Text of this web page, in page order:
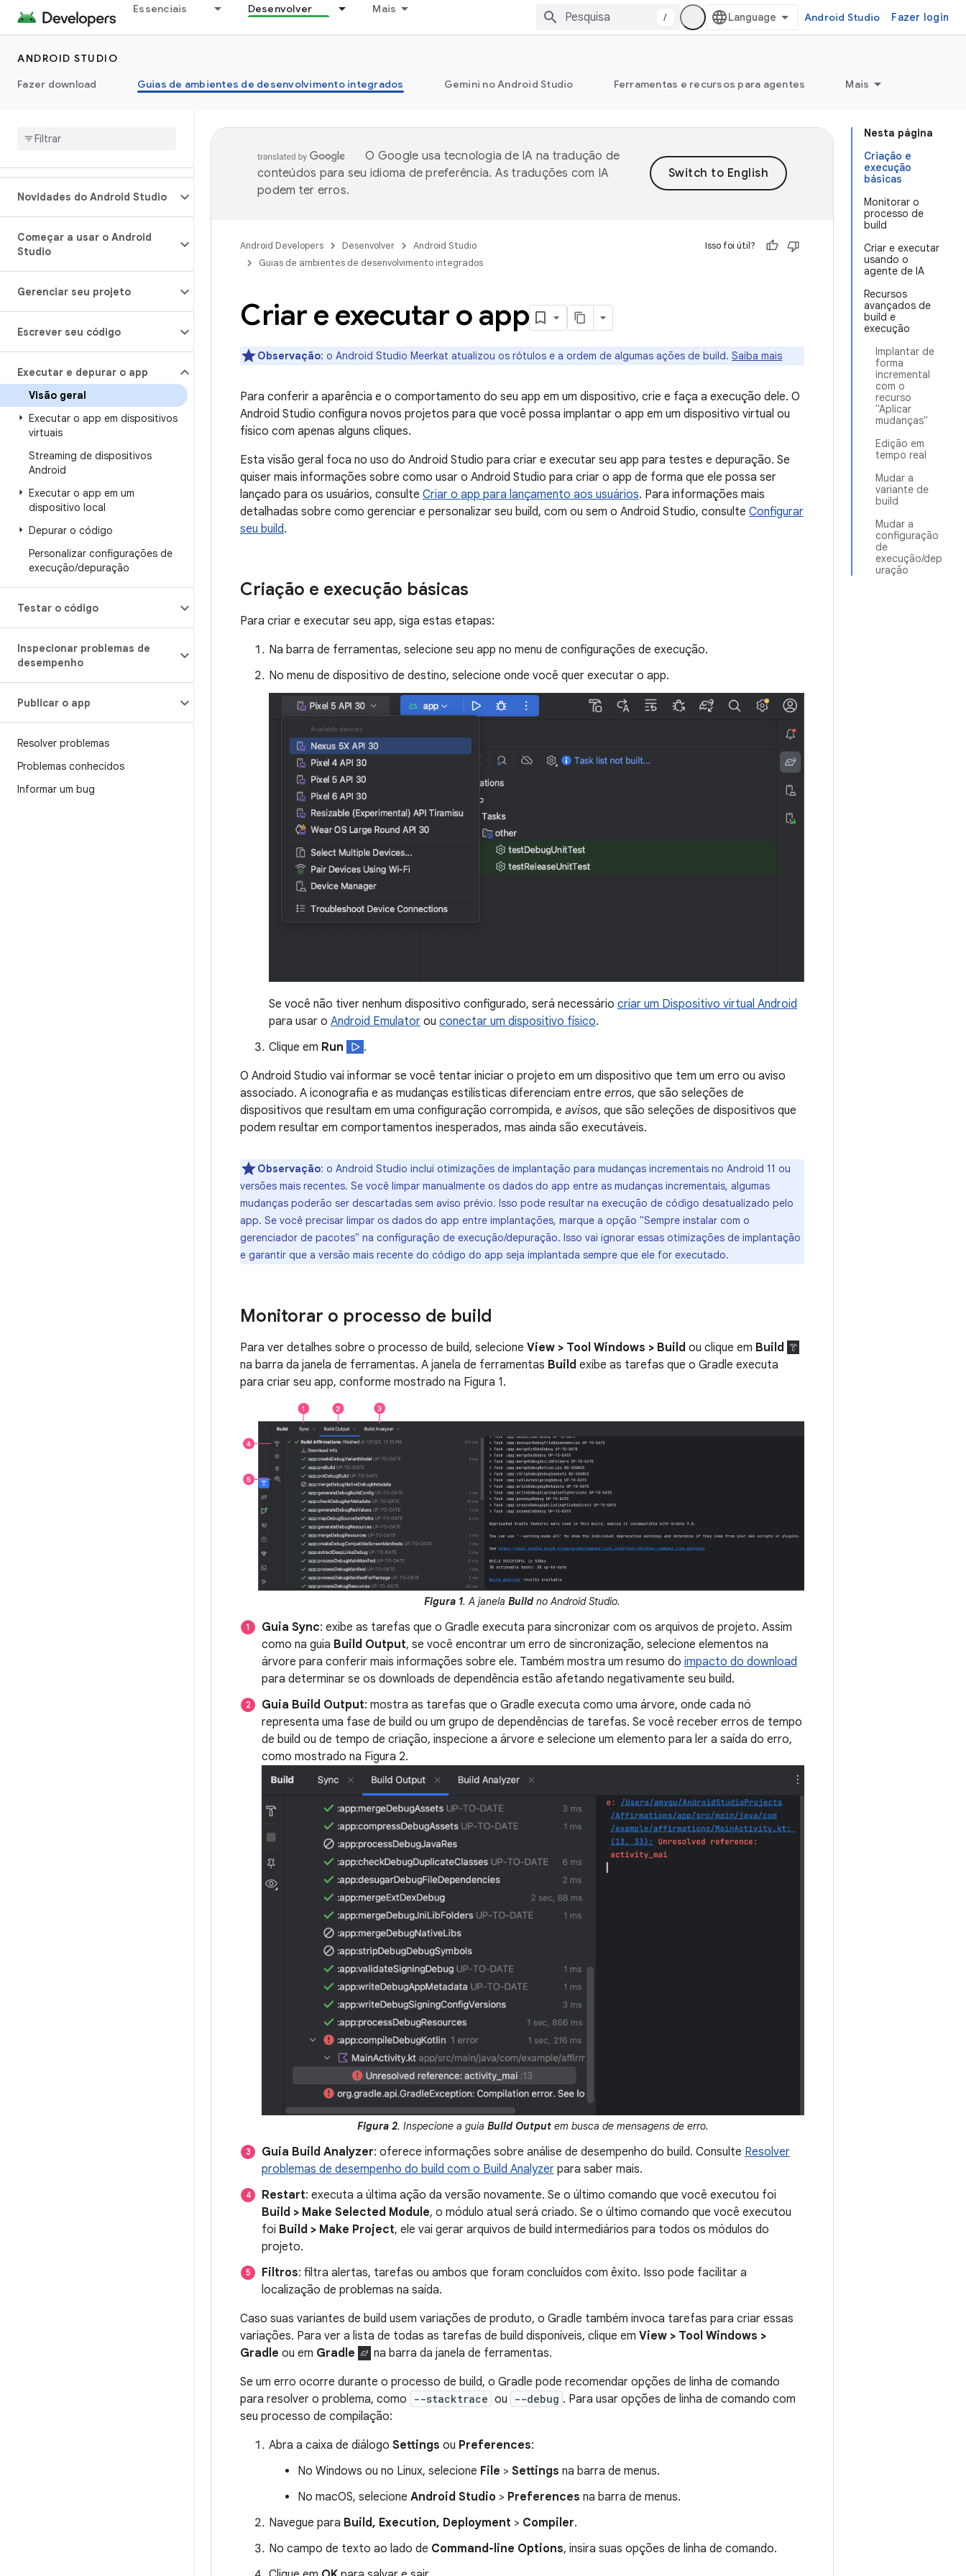
Essenciais Desenvolver Mais
/ Android Studio Fazer login
ANDROID STUDIO
Fazer download
Guias de ambientes de desenvolvimento integrados Gemini no Android Studio Ferramentas e recursos para agentes Mais
Novidades do Android Studio
Começar a usar o Android
Studio
Gerenciar seu projeto
Escrever seu código
Executar e depurar o app
Visão geral
Executar o app em dispositivos
virtuais
Streaming de dispositivos
Android
Executar o app em um
dispositivo local
Depurar o código
Personalizar configurações de
execução/depuração
Testar o código
Inspecionar problemas de
desempenho
Publicar o app
Resolver problemas
Problemas conhecidos
Informar um bug
Nesta página
Criação e
execução
básicas
Monitorar o
processo de
build
Criar e executar
usando o
agente de IA
Recursos
avançados de
build e
execução
Implantar de
forma
incremental
com o
recurso
"Aplicar
mudanças"
Edição em
tempo real
Mudar a
variante de
build
Mudar a
configuração
de
execução/dep
uração
O Google usa tecnologia de IA na tradução de
conteúdos para seu idioma de preferência. As traduções com IA
podem ter erros.
Android Developers Desenvolver
Android Studio
Guias de ambientes de desenvolvimento integrados
Isso foi útil?
Criar e executar o app
Observação: o Android Studio Meerkat atualizou os rótulos e a ordem de algumas ações de build. Saiba mais
Para conferir a aparência e o comportamento do seu app em um dispositivo, crie e faça a execução dele. O
Android Studio configura novos projetos para que você possa implantar o app em um dispositivo virtual ou
físico com apenas alguns cliques.
Esta visão geral foca no uso do Android Studio para criar e executar seu app para testes e depuração. Se
quiser mais informações sobre como usar o Android Studio para criar o app de forma que ele possa ser
lançado para os usuários, consulte Criar o app para lançamento aos usuários. Para informações mais
detalhadas sobre como gerenciar e personalizar seu build, com ou sem o Android Studio, consulte Configurar
seu build.
Criação e execução básicas
Para criar e executar seu app, siga estas etapas:
Na barra de ferramentas, selecione seu app no menu de configurações de execução.
No menu de dispositivo de destino, selecione onde você quer executar o app.
Se você não tiver nenhum dispositivo configurado, será necessário criar um Dispositivo virtual Android
para usar o Android Emulator ou conectar um dispositivo físico.
Clique em Run
.
O Android Studio vai informar se você tentar iniciar o projeto em um dispositivo que tem um erro ou aviso
associado. A iconografia e as mudanças estilísticas diferenciam entre erros, que são seleções de
dispositivos que resultam em uma configuração corrompida, e avisos, que são seleções de dispositivos que
podem resultar em comportamentos inesperados, mas ainda são executáveis.
Observação: o Android Studio inclui otimizações de implantação para mudanças incrementais no Android 11 ou
versões mais recentes. Se você limpar manualmente os dados do app entre as mudanças incrementais, algumas
mudanças poderão ser descartadas sem aviso prévio. Isso pode resultar na execução de código desatualizado pelo
app. Se você precisar limpar os dados do app entre implantações, marque a opção "Sempre instalar com o
gerenciador de pacotes" na configuração de execução/depuração. Isso vai ignorar essas otimizações de implantação
e garantir que a versão mais recente do código do app seja implantada sempre que ele for executado.
Monitorar o processo de build
Para ver detalhes sobre o processo de build, selecione View > Tool Windows > Build ou clique em Build
na barra da janela de ferramentas. A janela de ferramentas Build exibe as tarefas que o Gradle executa
para criar seu app, conforme mostrado na Figura 1.
Figura 1. A janela Buildno Android Studio.
Guia Sync: exibe as tarefas que o Gradle executa para sincronizar com os arquivos de projeto. Assim
como na guia Build Output, se você encontrar um erro de sincronização, selecione elementos na
árvore para conferir mais informações sobre ele. Também mostra um resumo do impacto do download
para determinar se os downloads de dependência estão afetando negativamente seu build.
Guia Build Output: mostra as tarefas que o Gradle executa como uma árvore, onde cada nó
representa uma fase de build ou um grupo de dependências de tarefas. Se você receber erros de tempo
de build ou de tempo de criação, inspecione a árvore e selecione um elemento para ler a saída do erro,
como mostrado na Figura 2.
Figura 2. Inspecione a guia Build Output em busca de mensagens de erro.
Guia Build Analyzer: oferece informações sobre análise de desempenho do build. Consulte Resolver
problemas de desempenho do build com o Build Analyzer para saber mais.
Restart: executa a última ação da versão novamente. Se o último comando que você executou foi
Build > Make Selected Module, o módulo atual será criado. Se o último comando que você executou
foi Build > Make Project, ele vai gerar arquivos de build intermediários para todos os módulos do
projeto.
Filtros: filtra alertas, tarefas ou ambos que foram concluídos com êxito. Isso pode facilitar a
localização de problemas na saída.
Caso suas variantes de build usem variações de produto, o Gradle também invoca tarefas para criar essas
variações. Para ver a lista de todas as tarefas de build disponíveis, clique em View > Tool Windows >
Gradle ou em Gradle
na barra da janela de ferramentas.
Se um erro ocorre durante o processo de build, o Gradle pode recomendar opções de linha de comando
para resolver o problema, como
--stacktrace ou --debug . Para usar opções de linha de comando com
seu processo de compilação:
Abra a caixa de diálogo Settings ou Preferences:
No Windows ou no Linux, selecione File > Settings na barra de menus.
No macOS, selecione Android Studio > Preferences na barra de menus.
Navegue para Build, Execution, Deployment > Compiler.
No campo de texto ao lado de Command-line Options, insira suas opções de linha de comando.